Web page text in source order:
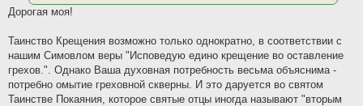
Дорогая моя!
Таинство Крещения возможно только однократно, в соответствии с
нашим Симовлом веры "Исповедую едино крещение во оставление
грехов.". Однако Ваша духовная потребность весьма объяснима -
потребно омытие греховной скверны. И это даруется во святом
Таинстве Покаяния, которое святые отцы иногда называют "вторым